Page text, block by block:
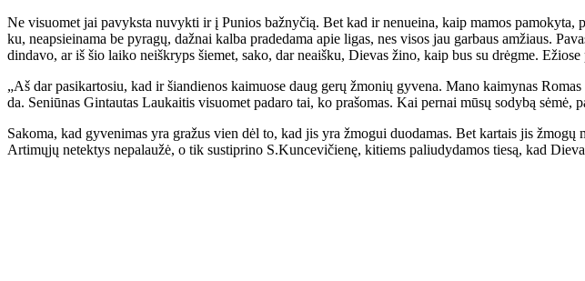
Ne vi­suo­met jai pa­vyks­ta nu­vyk­ti ir į Pu­nios baž­ny­čią. Bet kad ir ne­nu­ei­na, kaip ma­mos pa­mo­ky­ta,
ku, neap­si­ei­na­ma be py­ra­gų, daž­nai kal­ba pra­de­da­ma apie li­gas, nes vi­sos jau gar­baus am­žiaus.
din­da­vo, ar iš šio lai­ko ne­iš­kryps šie­met, sa­ko, dar ne­aiš­ku, Die­vas ži­no, kaip bus su drėg­me.
„Aš dar pa­si­kar­to­siu, kad ir šian­die­nos kai­muo­se daug ge­rų žmo­nių gy­ve­na. Ma­no kai­my­nas
da. Se­niū­nas Gin­tau­tas Lau­kai­tis vi­suo­met pa­da­ro tai, ko pra­šo­mas. Kai per­nai mū­sų so­dy­bą
Sa­ko­ma, kad gy­ve­ni­mas yra gra­žus vien dėl to, kad jis yra žmo­gui duo­da­mas. Bet kar­tais jis
Ar­ti­mų­jų ne­tek­tys ne­pa­lau­žė, o tik su­stip­ri­no S.Kun­ce­vi­čie­nę, ki­tiems pa­liu­dy­da­mos tie­są, kad